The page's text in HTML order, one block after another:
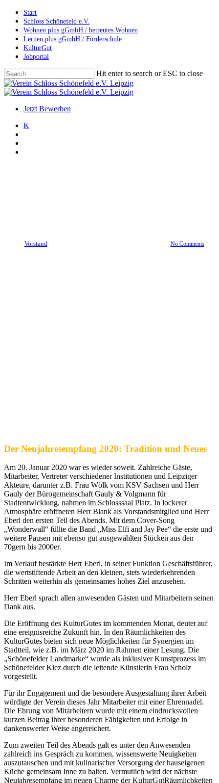
Skip
main
content
Start
Schloss Schönefeld e.V.
Wohnen plus gGmbH / betreutes Wohnen
Lernen plus gGmbH / Förderschule
KulturGut
Jobportal
Hit enter to search or ESC to close
Close
Search
search
account
Menu
Jetzt Bewerben
K
Vorstand No Comments
Der Neujahresempfang 2020: Tradition und Neues
Am 20. Januar 2020 war es wieder soweit. Zahlreiche Gäste,
Mitarbeiter, Vertreter verschiedener Institutionen und Leipziger
Akteure, darunter z.B. Frau Wölk vom KSV Sachsen und Herr
Gauly der Bürogemeinschaft Gauly & Volgmann für
Stadtentwicklung, nahmen im Schlosssaal Platz. In lockerer
Atmosphäre eröffneten Herr Blank als Vorstandsmitglied und Herr
Eberl den ersten Teil des Abends. Mit dem Cover-Song
„Wonderwall“ füllte die Band „Miss Elfi and Jay Pee“ die erste und
weitere Pausen mit ebenso gut ausgewählten Stücken aus den
70gern bis 2000er.
Im Verlauf bestärkte Herr Eberl, in seiner Funktion Geschäftsführer,
die wertstiftende Arbeit an den kleinen, stets wiederkehrenden
Schritten weiterhin als gemeinsames hohes Ziel anzusehen.
Herr Eberl sprach allen anwesenden Gästen und Mitarbeitern seinen
Dank aus.
Die Eröffnung des KulturGutes im kommenden Monat, deutet auf
eine ereignisreiche Zukunft hin. In den Räumlichkeiten des
KulturGutes bieten sich neue Möglichkeiten für Synergien im
Stadtteil, wie z.B. im März 2020 im Rahmen einer Lesung. Die
„Schönefelder Landmarke“ wurde als inklusiver Kunstprozess im
Schönefelder Kiez durch die leitende Künstlerin Frau Scholz
vorgestellt.
Für ihr Engagement und die besondere Ausgestaltung ihrer Arbeit
würdigte der Verein dieses Jahr Mitarbeiter mit einer Ehrennadel.
Die Ehrung von Mitarbeitern wurde mit einem eindrucksvollen
kurzen Beitrag ihrer besonderen Fähigkeiten und Erfolge in
dankenswerter Weise angereichert.
Zum zweiten Teil des Abends galt es unter den Anwesenden
zahlreich ins Gespräch zu kommen, wissenswerte Neuigkeiten
auszutauschen und mit kulinarischer Versorgung der hauseigenen
Küche gemeinsam Inne zu halten. Vermutlich wird der nächste
Neujahresempfang im neuen Charme der KulturGutRäumlichkeiten